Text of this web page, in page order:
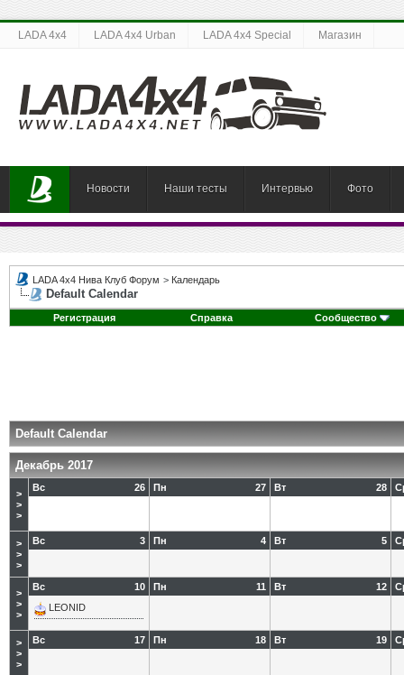
LADA 4x4 LADA 4x4 Urban LADA 4x4 Special Магазин
Новости Наши тесты Интервью Фото
LADA 4x4 Нива Клуб Форум > Календарь
Default Calendar
Регистрация Справка Сообщество
Default Calendar
Декабрь 2017
>
>
>
26
Вс 27
Пн 28
Вт
>
>
>
3
Вс 4
Пн 5
Вт
>
>
>
10
Вс
LEONID
11
Пн 12
Вт
>
>
>
17
Вс 18
Пн 19
Вт